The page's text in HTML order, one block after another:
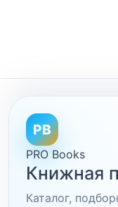
PB
PRO Books
Книжная
Каталог,